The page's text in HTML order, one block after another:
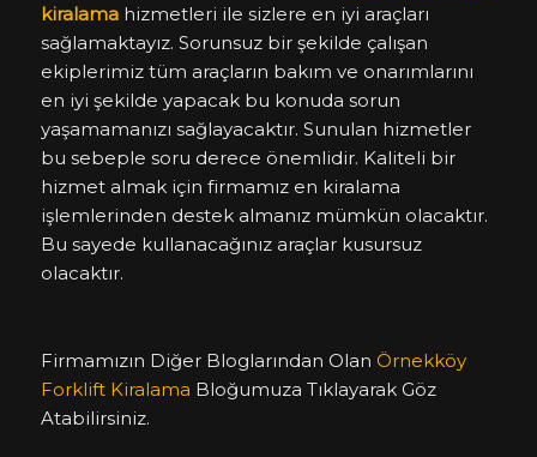
kiralama hizmetleri ile sizlere en iyi araçları
sağlamaktayız. Sorunsuz bir şekilde çalışan
ekiplerimiz tüm araçların bakım ve onarımlarını
en iyi şekilde yapacak bu konuda sorun
yaşamamanızı sağlayacaktır. Sunulan hizmetler
bu sebeple soru derece önemlidir. Kaliteli bir
hizmet almak için firmamız en kiralama
işlemlerinden destek almanız mümkün olacaktır.
Bu sayede kullanacağınız araçlar kusursuz
olacaktır.
Firmamızın Diğer Bloglarından Olan Örnekköy
Forklift Kiralama Bloğumuza Tıklayarak Göz
Atabilirsiniz.